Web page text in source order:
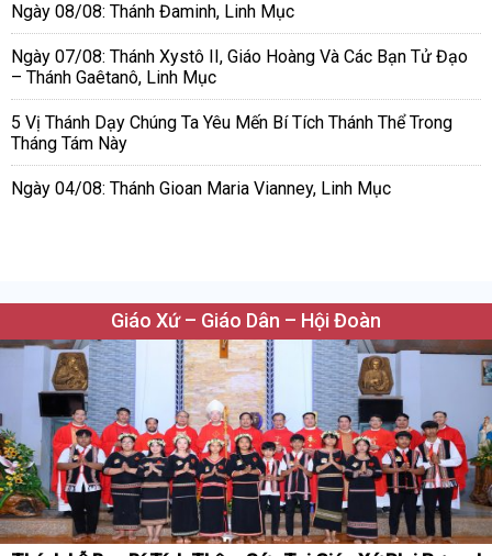
Ngày 08/08: Thánh Đaminh, Linh Mục
Ngày 07/08: Thánh Xystô II, Giáo Hoàng Và Các Bạn Tử Đạo
– Thánh Gaêtanô, Linh Mục
5 Vị Thánh Dạy Chúng Ta Yêu Mến Bí Tích Thánh Thể Trong
Tháng Tám Này
Ngày 04/08: Thánh Gioan Maria Vianney, Linh Mục
Giáo Xứ – Giáo Dân – Hội Đoàn